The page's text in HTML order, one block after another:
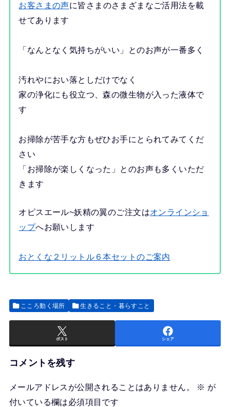
お客さまの声に皆さまのさまざまなご活用法を載
せてあります
「なんとなく気持ちがいい」とのお声が一番多く
汚れやにおい落としだけでなく
家の浄化にも役立つ、森の微生物が入った液体で
す
お掃除が苦手な方もぜひお手にとられてみてくだ
さい
「お掃除が楽しくなった」とのお声も多くいただ
きます
オピスエール~妖精の翼のご注文はオンラインショ
ップへお願いします
おとくな２リットル６本セットのご案内
こころ動く場所 生きること・暮らすこと
ポスト シェア
コメントを残す
メールアドレスが公開されることはありません。 ※ が
付いている欄は必須項目です